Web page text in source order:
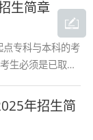
专升本（本科）
行政管理
生简章
专科与本科的考
生必须是已取得
年招生简